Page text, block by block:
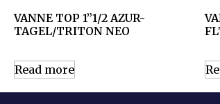
VANNE TOP 1”1/2 AZUR-
TAGEL/TRITON NEO
Read more